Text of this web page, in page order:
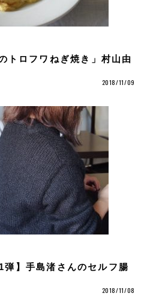
トロフワねぎ焼き」村山由
2018/11/09
】手島渚さんのセルフ腸
2018/11/08